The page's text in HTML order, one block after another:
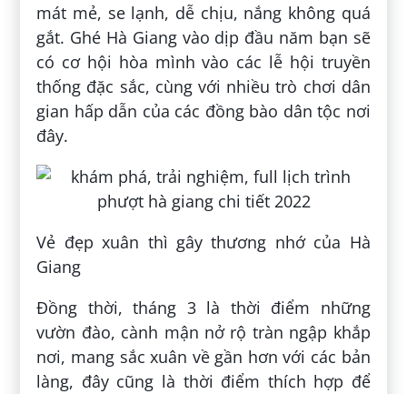
mát mẻ, se lạnh, dễ chịu, nắng không quá
gắt. Ghé Hà Giang vào dịp đầu năm bạn sẽ
có cơ hội hòa mình vào các lễ hội truyền
thống đặc sắc, cùng với nhiều trò chơi dân
gian hấp dẫn của các đồng bào dân tộc nơi
đây.
Vẻ đẹp xuân thì gây thương nhớ của Hà
Giang
Đồng thời, tháng 3 là thời điểm những
vườn đào, cành mận nở rộ tràn ngập khắp
nơi, mang sắc xuân về gần hơn với các bản
làng, đây cũng là thời điểm thích hợp để